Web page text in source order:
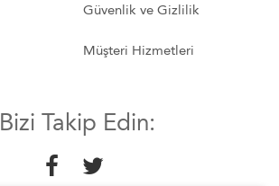
Güvenlik ve Gizlilik
Müşteri Hizmetleri
Bizi Takip Edin: